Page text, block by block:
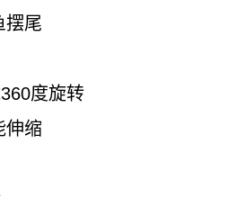
摆尾
度旋转
伸缩